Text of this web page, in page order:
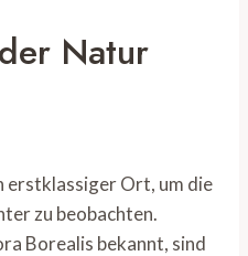
Natur
erstklassiger Ort, um die
zu beobachten.
Borealis bekannt, sind